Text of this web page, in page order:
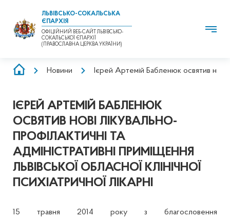
ЛЬВІВСЬКО-СОКАЛЬСЬКА
ЄПАРХІЯ
ОФІЦІЙНИЙ ВЕБ-САЙТ ЛЬВІВСЬКО-
СОКАЛЬСЬКОЇ ЄПАРХІЇ
(ПРАВОСЛАВНА ЦЕРКВА УКРАЇНИ)
РЯДОК
Новини Ієрей Артемій Бабленюк освятив нові
ІЄРЕЙ АРТЕМІЙ БАБЛЕНЮК
ОСВЯТИВ НОВІ ЛІКУВАЛЬНО-
ПРОФІЛАКТИЧНІ ТА
АДМІНІСТРАТИВНІ ПРИМІЩЕННЯ
ЛЬВІВСЬКОЇ ОБЛАСНОЇ КЛІНІЧНОЇ
ПСИХІАТРИЧНОЇ ЛІКАРНІ
15 травня 2014 року з благословення